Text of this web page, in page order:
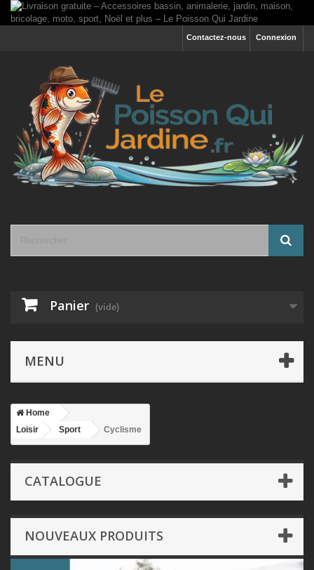
Connexion
Contactez-nous
Panier (vide)
MENU
Home
Loisir
Sport Cyclisme
CATALOGUE
NOUVEAUX PRODUITS